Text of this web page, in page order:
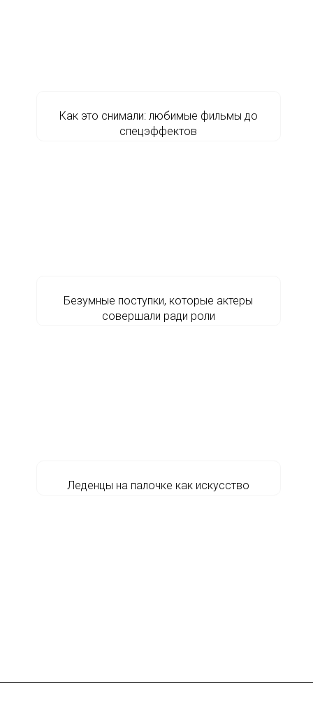
Как это снимали: любимые фильмы до
спецэффектов
Безумные поступки, которые актеры
совершали ради роли
Леденцы на палочке как искусство